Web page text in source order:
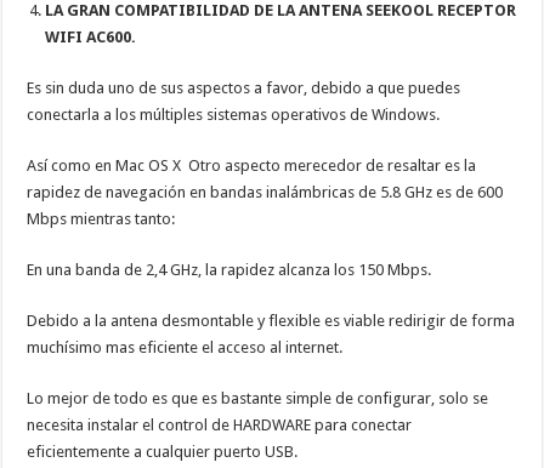
LA GRAN COMPATIBILIDAD DE LA ANTENA SEEKOOL RECEPTOR
WIFI AC600.
Es sin duda uno de sus aspectos a favor, debido a que puedes
conectarla a los múltiples sistemas operativos de Windows.
Así como en Mac OS X Otro aspecto merecedor de resaltar es la
rapidez de navegación en bandas inalámbricas de 5.8 GHz es de 600
Mbps mientras tanto:
En una banda de 2,4 GHz, la rapidez alcanza los 150 Mbps.
Debido a la antena desmontable y flexible es viable redirigir de forma
muchísimo mas eficiente el acceso al internet.
Lo mejor de todo es que es bastante simple de configurar, solo se
necesita instalar el control de HARDWARE para conectar
eficientemente a cualquier puerto USB.